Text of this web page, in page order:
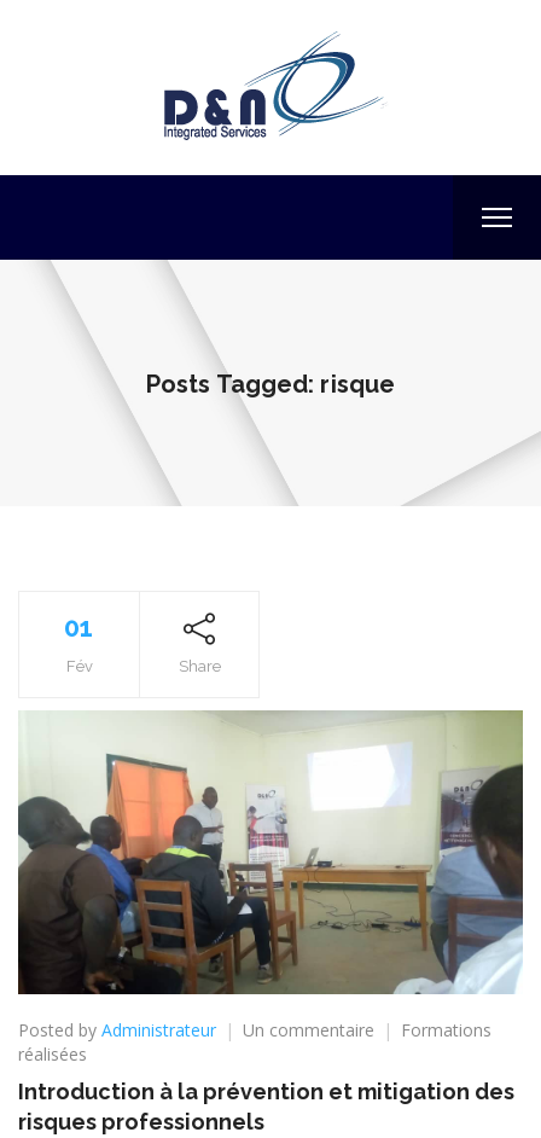
Posts Tagged: risque
01
Fév Share
Posted by Administrateur Un commentaire
sur
à
la
Formations
réalisées
Introduction à la prévention et mitigation des
risques professionnels